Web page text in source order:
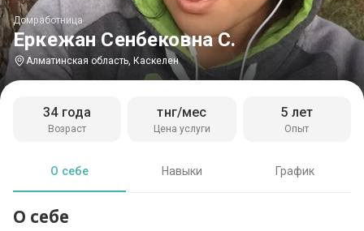
Еркежан Сенбековна С.
Домработница
Алматинская область, Каскелен
Возраст
34 года
Цена услуги
тнг/мес
Опыт
5 лет
О себе Навыки График
О себе